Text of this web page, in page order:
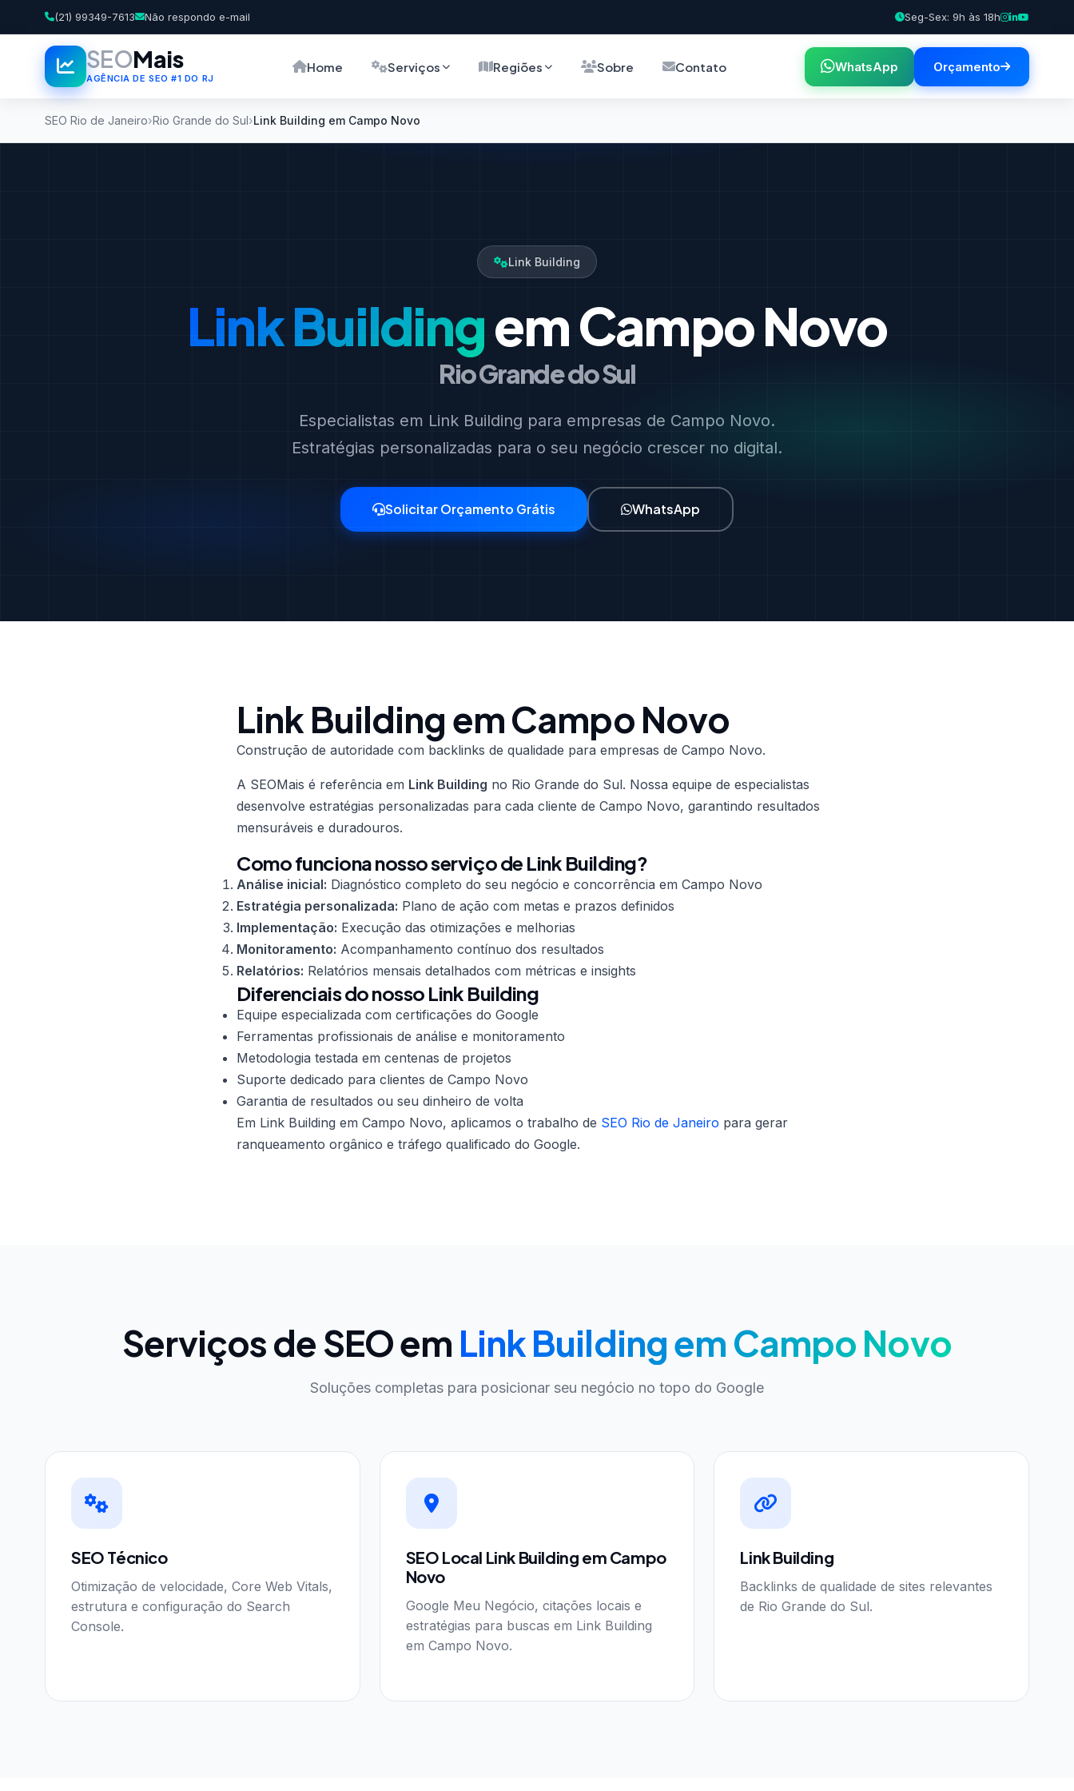
(21) 99349-7613 Não respondo e-mail Seg-Sex: 9h às 18h
SEOMais
AGÊNCIA DE SEO #1 DO RJ
Home Serviços Regiões Sobre Contato WhatsApp Orçamento
SEO Rio de Janeiro Rio Grande do Sul Link Building em Campo Novo
Link Building
Link Buildingem Campo Novo
Rio Grande do Sul
Especialistas em Link Building para empresas de Campo Novo.
Estratégias personalizadas para o seu negócio crescer no digital.
Solicitar Orçamento Grátis WhatsApp
Link Building em Campo Novo
Construção de autoridade com backlinks de qualidade para empresas de Campo Novo.
A SEOMais é referência em Link Building no Rio Grande do Sul. Nossa equipe de especialistas
desenvolve estratégias personalizadas para cada cliente de Campo Novo, garantindo resultados
mensuráveis e duradouros.
Como funciona nosso serviço de Link Building?
Análise inicial: Diagnóstico completo do seu negócio e concorrência em Campo Novo
Estratégia personalizada: Plano de ação com metas e prazos definidos
Implementação: Execução das otimizações e melhorias
Monitoramento: Acompanhamento contínuo dos resultados
Relatórios: Relatórios mensais detalhados com métricas e insights
Diferenciais do nosso Link Building
Equipe especializada com certificações do Google
Ferramentas profissionais de análise e monitoramento
Metodologia testada em centenas de projetos
Suporte dedicado para clientes de Campo Novo
Garantia de resultados ou seu dinheiro de volta
Em Link Building em Campo Novo, aplicamos o trabalho de SEO Rio de Janeiro para gerar
ranqueamento orgânico e tráfego qualificado do Google.
Serviços de SEO em Link Building em Campo Novo
Soluções completas para posicionar seu negócio no topo do Google
SEO Técnico
Otimização de velocidade, Core Web Vitals,
estrutura e configuração do Search
Console.
SEO Local Link Building em Campo
Novo
Google Meu Negócio, citações locais e
estratégias para buscas em Link Building
em Campo Novo.
Link Building
Backlinks de qualidade de sites relevantes
de Rio Grande do Sul.